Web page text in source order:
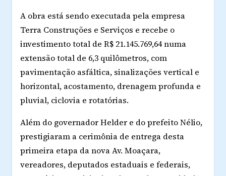
A obra está sendo executada pela empresa
Terra Construções e Serviços e recebe o
investimento total de R$ 21.145.769,64 numa
extensão total de 6,3 quilômetros, com
pavimentação asfáltica, sinalizações vertical e
horizontal, acostamento, drenagem profunda e
pluvial, ciclovia e rotatórias.
Além do governador Helder e do prefeito Nélio,
prestigiaram a cerimônia de entrega desta
primeira etapa da nova Av. Moaçara,
vereadores, deputados estaduais e federais,